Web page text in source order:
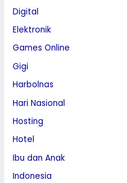
Digital
Elektronik
Games Online
Gigi
Harbolnas
Hari Nasional
Hosting
Hotel
Ibu dan Anak
Indonesia